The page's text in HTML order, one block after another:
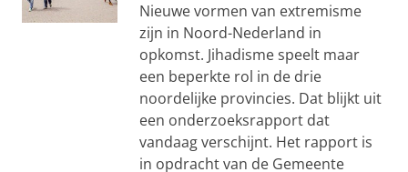
Nieuwe vormen van extremisme
zijn in Noord-Nederland in
opkomst. Jihadisme speelt maar
een beperkte rol in de drie
noordelijke provincies. Dat blijkt uit
een onderzoeksrapport dat
vandaag verschijnt. Het rapport is
in opdracht van de Gemeente